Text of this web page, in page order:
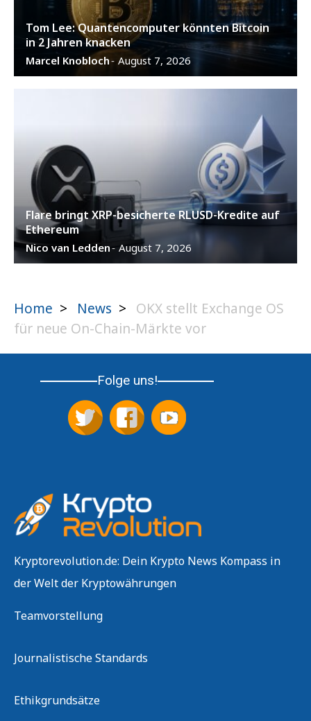
Tom Lee: Quantencomputer könnten Bitcoin
in 2 Jahren knacken
Marcel Knobloch- August 7, 2026
Flare bringt XRP-besicherte RLUSD-Kredite auf
Ethereum
Nico van Ledden- August 7, 2026
Home > News >
OKX stellt Exchange OS
für neue On-Chain-Märkte vor
Folge uns!
Kryptorevolution.de: Dein Krypto News Kompass in
der Welt der Kryptowährungen
Teamvorstellung
Journalistische Standards
Ethikgrundsätze